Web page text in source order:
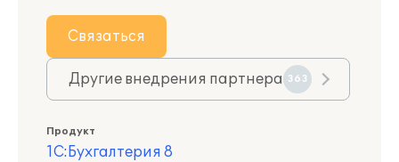
Связаться
Другие внедрения партнера 363
Продукт
1С:Бухгалтерия 8